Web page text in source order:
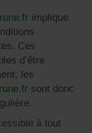
implique
Ces
d’être
les
sont donc
à tout